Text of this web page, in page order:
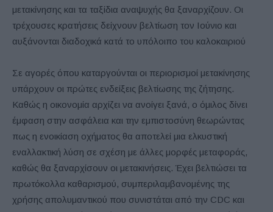
μετακίνησης και τα ταξίδια αναψυχής θα ξαναρχίζουν. Οι
τρέχουσες κρατήσεις δείχνουν βελτίωση τον Ιούνιο και
αυξάνονται διαδοχικά κατά το υπόλοιπο του καλοκαιριού
Σε αγορές όπου καταργούνται οι περιορισμοί μετακίνησης
υπάρχουν οι πρώτες ενδείξεις βελτίωσης της ζήτησης.
Καθώς η οικονομία αρχίζει να ανοίγει ξανά, ο όμιλος δίνει
έμφαση στην ασφάλεια και την εμπιστοσύνη θεωρώντας
πως η ενοικίαση οχήματος θα αποτελεί μια ελκυστική
εναλλακτική λύση σε σχέση με άλλες μορφές μεταφοράς,
καθώς θα ξαναρχίσουν οι μετακινήσεις. Έχει βελτιώσει τα
πρωτόκολλα καθαρισμού, συμπεριλαμβανομένης της
χρήσης απολυμαντικού που συνιστάται από την CDC και